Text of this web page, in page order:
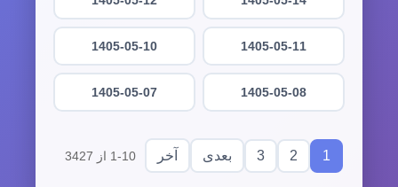
1405-05-11
1405-05-10
1405-05-08
1405-05-07
1
2
3 بعدی آخر 1-10 از 3427